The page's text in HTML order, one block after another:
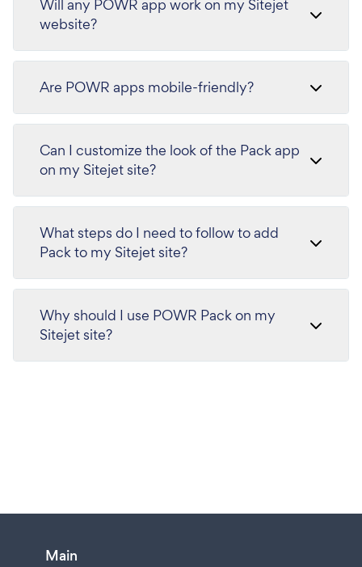
Will any POWR app work on my Sitejet
website?
Are POWR apps mobile-friendly?
Can I customize the look of the Pack app
on my Sitejet site?
What steps do I need to follow to add
Pack to my Sitejet site?
Why should I use POWR Pack on my
Sitejet site?
Main